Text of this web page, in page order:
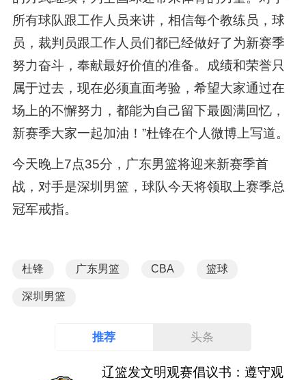
所有球队跟工作人员来讲，相信每个教练员，球
员，裁判员跟工作人员们都已经做好了为新赛季
努力奋斗，奉献最好价值的准备。成绩和荣誉只
属于过去，现在必须直面考验，希望大家通过在
场上的不懈努力，都能为自己留下最圆满回忆，
新赛季大家一起加油！”杜锋在个人微博上写道。
今天晚上7点35分，广东男篮将迎来新赛季首
战，对手是深圳男篮，球队今天将领取上赛季总
冠军戒指。
杜锋 广东男篮 CBA 篮球
深圳男篮
推荐 头条
辽篮发文明观赛倡议书：遵守观